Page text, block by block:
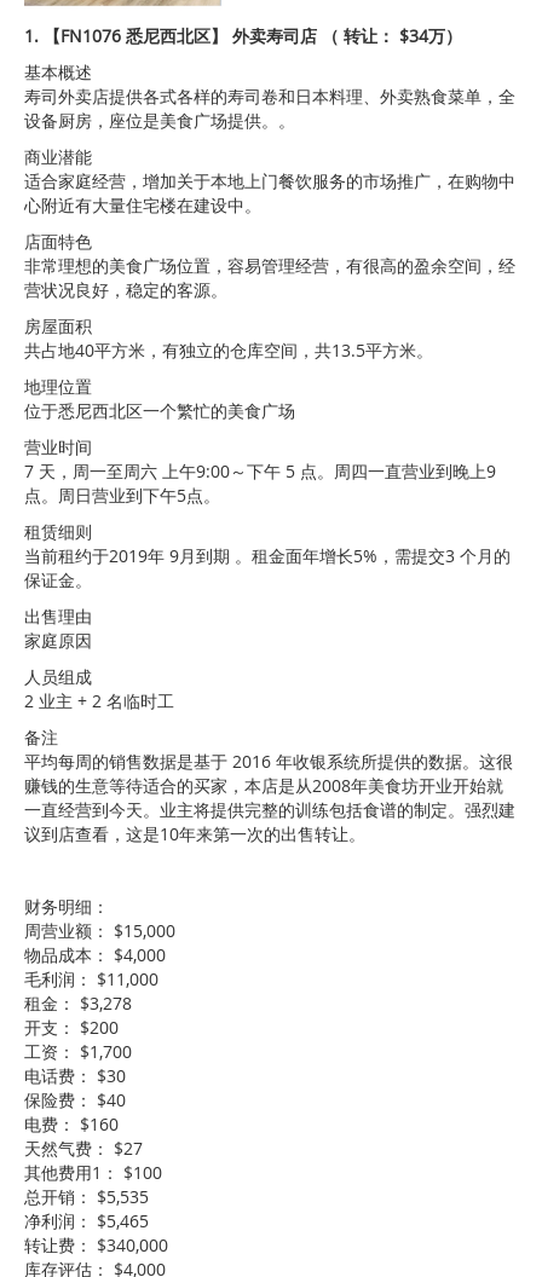
1. 【FN1076 悉尼西北区】 外卖寿司店 （ 转让： $34万）
基本概述
寿司外卖店提供各式各样的寿司卷和日本料理、外卖熟食菜单，全
设备厨房，座位是美食广场提供。。
商业潜能
适合家庭经营，增加关于本地上门餐饮服务的市场推广，在购物中
心附近有大量住宅楼在建设中。
店面特色
非常理想的美食广场位置，容易管理经营，有很高的盈余空间，经
营状况良好，稳定的客源。
房屋面积
共占地40平方米，有独立的仓库空间，共13.5平方米。
地理位置
位于悉尼西北区一个繁忙的美食广场
营业时间
7 天，周一至周六 上午9:00～下午 5 点。周四一直营业到晚上9
点。周日营业到下午5点。
租赁细则
当前租约于2019年 9月到期 。租金面年增长5%，需提交3 个月的
保证金。
出售理由
家庭原因
人员组成
2 业主 + 2 名临时工
备注
平均每周的销售数据是基于 2016 年收银系统所提供的数据。这很
赚钱的生意等待适合的买家，本店是从2008年美食坊开业开始就
一直经营到今天。业主将提供完整的训练包括食谱的制定。强烈建
议到店查看，这是10年来第一次的出售转让。
财务明细：
周营业额： $15,000
物品成本： $4,000
毛利润： $11,000
租金： $3,278
开支： $200
工资： $1,700
电话费： $30
保险费： $40
电费： $160
天然气费： $27
其他费用1： $100
总开销： $5,535
净利润： $5,465
转让费： $340,000
库存评估： $4,000